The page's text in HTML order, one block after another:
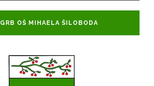
GRB OŠ MIHAELA ŠILOBODA